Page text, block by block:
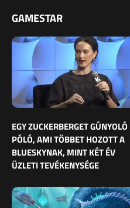
GAMESTAR
EGY ZUCKERBERGET GÚNYOLÓ
PÓLÓ, AMI TÖBBET HOZOTT A
BLUESKYNAK, MINT KÉT ÉV
ÜZLETI TEVÉKENYSÉGE